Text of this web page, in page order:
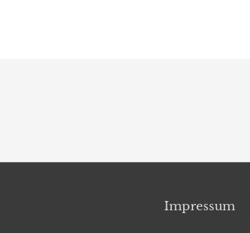
Impressum